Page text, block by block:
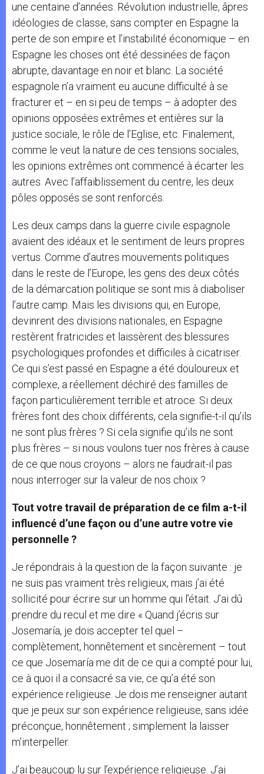
une centaine d’années. Révolution industrielle, âpres
idéologies de classe, sans compter en Espagne la
perte de son empire et l’instabilité économique – en
Espagne les choses ont été dessinées de façon
abrupte, davantage en noir et blanc. La société
espagnole n’a vraiment eu aucune difficulté à se
fracturer et – en si peu de temps – à adopter des
opinions opposées extrêmes et entières sur la
justice sociale, le rôle de l’Eglise, etc. Finalement,
comme le veut la nature de ces tensions sociales,
les opinions extrêmes ont commencé à écarter les
autres. Avec l’affaiblissement du centre, les deux
pôles opposés se sont renforcés.
Les deux camps dans la guerre civile espagnole
avaient des idéaux et le sentiment de leurs propres
vertus. Comme d’autres mouvements politiques
dans le reste de l’Europe, les gens des deux côtés
de la démarcation politique se sont mis à diaboliser
l’autre camp. Mais les divisions qui, en Europe,
devinrent des divisions nationales, en Espagne
restèrent fratricides et laissèrent des blessures
psychologiques profondes et difficiles à cicatriser.
Ce qui s’est passé en Espagne a été douloureux et
complexe, a réellement déchiré des familles de
façon particulièrement terrible et atroce. Si deux
frères font des choix différents, cela signifie-t-il qu’ils
ne sont plus frères ? Si cela signifie qu’ils ne sont
plus frères – si nous voulons tuer nos frères à cause
de ce que nous croyons – alors ne faudrait-il pas
nous interroger sur la valeur de nos choix ?
Tout votre travail de préparation de ce film a-t-il
influencé d’une façon ou d’une autre votre vie
personnelle ?
Je répondrais à la question de la façon suivante : je
ne suis pas vraiment très religieux, mais j’ai été
sollicité pour écrire sur un homme qui l’était. J’ai dû
prendre du recul et me dire « Quand j’écris sur
Josemaría, je dois accepter tel quel –
complètement, honnêtement et sincèrement – tout
ce que Josemaría me dit de ce qui a compté pour lui,
ce à quoi il a consacré sa vie, ce qu’a été son
expérience religieuse. Je dois me renseigner autant
que je peux sur son expérience religieuse, sans idée
préconçue, honnêtement ; simplement la laisser
m’interpeller.
J’ai beaucoup lu sur l’expérience religieuse. J’ai